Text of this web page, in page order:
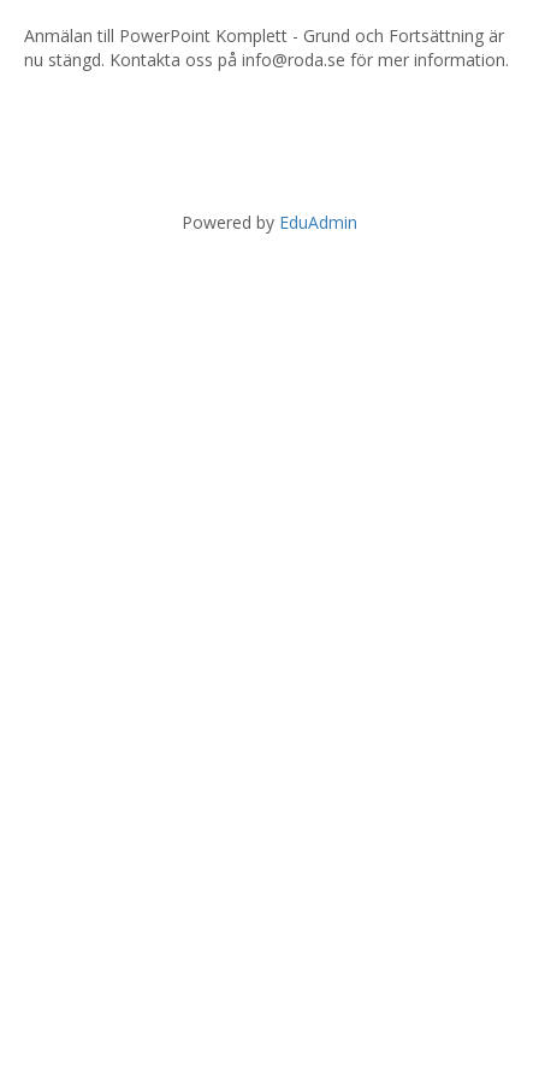
Anmälan till PowerPoint Komplett - Grund och Fortsättning är
nu stängd. Kontakta oss på info@roda.se för mer information.
Powered by EduAdmin